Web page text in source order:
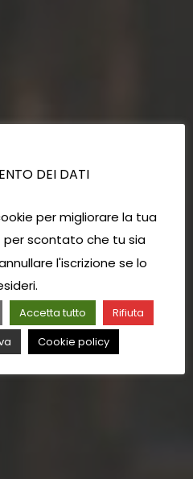
DEI DATI
per migliorare la tua
per scontato che tu sia
l'iscrizione se lo
Accetta tutto
Rifiuta
Cookie policy